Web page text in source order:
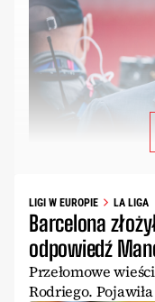
LIGI W EUROPIE LA LIGA
Barcelona
odpowiedź
Przełomowe
Rodriego.